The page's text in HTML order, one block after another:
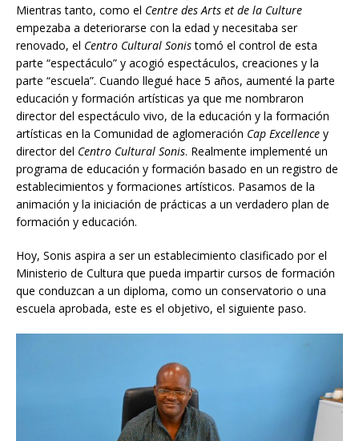
Mientras tanto, como el Centre des Arts et de la Culture
empezaba a deteriorarse con la edad y necesitaba ser
renovado, el Centro Cultural Sonistomó el control de esta
parte “espectáculo” y acogió espectáculos, creaciones y la
parte “escuela”. Cuando llegué hace 5 años, aumenté la parte
educación y formación artísticas ya que me nombraron
director del espectáculo vivo, de la educación y la formación
artísticas en la Comunidad de aglomeración Cap Excellence y
director del Centro Cultural Sonis. Realmente implementé un
programa de educación y formación basado en un registro de
establecimientos y formaciones artísticos. Pasamos de la
animación y la iniciación de prácticas a un verdadero plan de
formación y educación.
Hoy, Sonis aspira a ser un establecimiento clasificado por el
Ministerio de Cultura que pueda impartir cursos de formación
que conduzcan a un diploma, como un conservatorio o una
escuela aprobada, este es el objetivo, el siguiente paso.